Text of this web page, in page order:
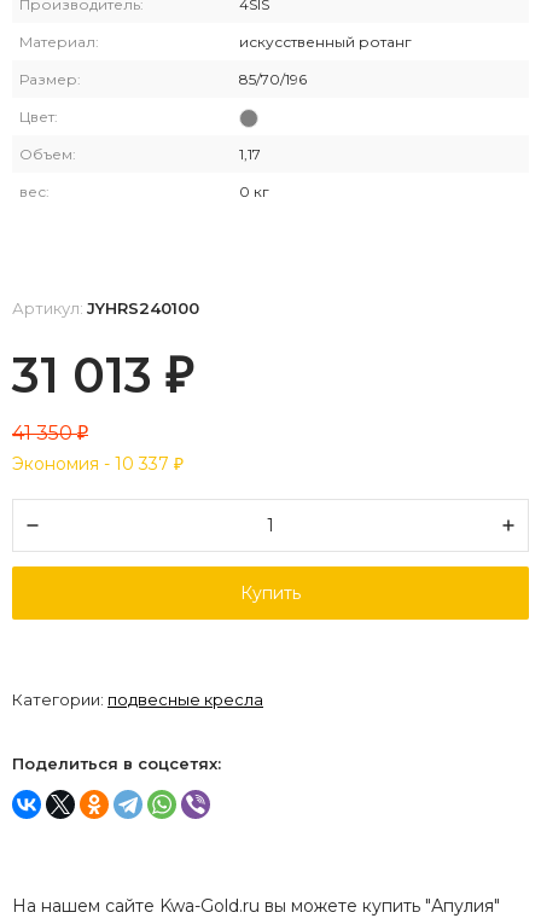
Производитель: 4SIS
Материал: искусственный ротанг
Размер: 85/70/196
Цвет:
Объем: 1,17
вес: 0 кг
Артикул: JYHRS240100
31 013 ₽
41 350₽
Экономия - 10 337 ₽
Купить
Категории: подвесные кресла
Поделиться в соцсетях:
На нашем сайте Kwa-Gold.ru вы можете купить "Апулия"